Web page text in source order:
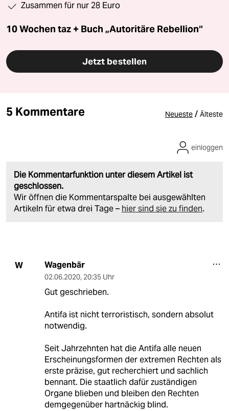
Zusammen für nur 28 Euro
10 Wochen taz + Buch „Autoritäre Rebellion“
Jetzt bestellen
5 Kommentare Neueste / Älteste
Die Kommentarfunktion unter diesem Artikel ist
geschlossen.
Wir öffnen die Kommentarspalte bei ausgewählten
Artikeln für etwa drei Tage – hier sind sie zu finden.
einloggen
W Wagenbär
02.06.2020, 20:35 Uhr
Gut geschrieben.
Antifa ist nicht terroristisch, sondern absolut
notwendig.
Seit Jahrzehnten hat die Antifa alle neuen
Erscheinungsformen der extremen Rechten als
erste präzise, gut recherchiert und sachlich
bennant. Die staatlich dafür zuständigen
Organe blieben und bleiben den Rechten
demgegenüber hartnäckig blind.